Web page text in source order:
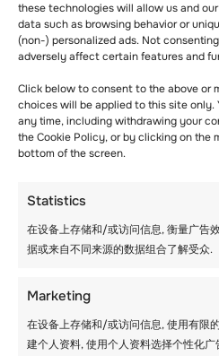
these technologies will allow us and
data such as browsing behavior or
(non-) personalized ads. Not
adversely affect certain features and
Click below to consent to the above or
choices will be applied to this site
any time, including withdrawing your
the Cookie Policy, or by clicking on the
bottom of the screen.
Statistics
在设备上存储和/或访问信息, 衡量广告
据或来自不同来源的数据组合了解受众.
Marketing
在设备上存储和/或访问信息, 使用有限
建个人资料, 使用个人资料选择个性化